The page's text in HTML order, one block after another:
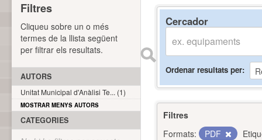
Cercador
Ordenar resultats per
Filtres
Formats:
PDF
Filtres
Cliqueu sobre un o més
termes de la llista següent
per filtrar els resultats.
AUTORS
Unitat Municipal d'Anàlisi Te... (1)
MOSTRAR MENYS AUTORS
CATEGORIES